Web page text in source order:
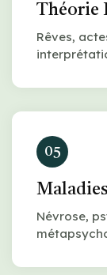
Théorie
Rêves,
05
Névrose,